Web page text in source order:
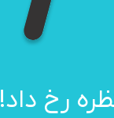
رخ داد!